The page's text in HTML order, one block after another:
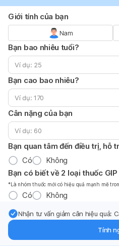
Giới tính của bạn
Nam
Bạn bao nhiêu tuổi?
Bạn cao bao nhiêu?
Cân nặng của bạn
Bạn quan tâm đến điều trị, hỗ
Có
Không
Bạn có biết về 2 loại thuốc GIP
*Là nhóm thuốc mới có hiệu quả mạnh mẽ
Có Không
Nhận tư vấn giảm cân hiệu quả:
Tính